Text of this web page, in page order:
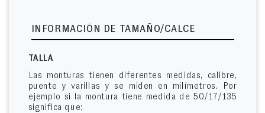
INFORMACIÓN DE TAMAÑO/CALCE
TALLA
Las monturas tienen diferentes medidas, calibre,
puente y varillas y se miden en milímetros. Por
ejemplo si la montura tiene medida de 50/17/135
significa que: